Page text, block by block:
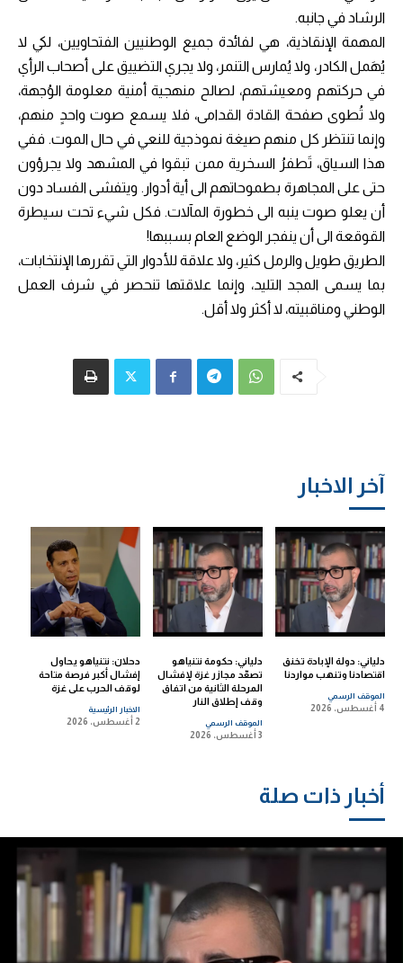
آخر الاخبار
دلياني: دولة الإبادة تخنق
اقتصادنا وتنهب مواردنا
الموقف الرسمي
4 أغسطس، 2026
دلياني: حكومة نتنياهو
تصعّد مجازر غزة لإفشال
المرحلة الثانية من اتفاق
وقف إطلاق النار
الموقف الرسمي
3 أغسطس، 2026
دحلان: نتنياهو يحاول
إفشال أكبر فرصة متاحة
لوقف الحرب على غزة
الاخبار الرئيسية
2 أغسطس، 2026
الرشاد في جانبه.
المهمة الإنقاذية، هي لفائدة جميع الوطنيين الفتحاويين، لكي لا
يُهَمل الكادر، ولا يُمارس التنمر، ولا يجري التضييق على أصحاب الرأي
في حركتهم ومعيشتهم، لصالح منهجية أمنية معلومة الوُجهة،
ولا تُطوى صفحة القادة القدامى، فلا يسمع صوت واحدٍ منهم،
وإنما تنتظر كل منهم صيغة نموذجية للنعي في حال الموت. ففي
هذا السياق، تَطفرُ السخرية ممن تبقوا في المشهد ولا يجرؤون
حتى على المجاهرة بطموحاتهم الى أية أدوار. ويتفشى الفساد دون
أن يعلو صوت ينبه الى خطورة المآلات. فكل شيء تحت سيطرة
القوقعة الى أن ينفجر الوضع العام بسببها!
الطريق طويل والرمل كثير، ولا علاقة للأدوار التي تقررها الإنتخابات،
بما يسمى المجد التليد، وإنما علاقتها تنحصر في شرف العمل
الوطني ومناقبيته، لا أكثر ولا أقل.
أخبار ذات صلة